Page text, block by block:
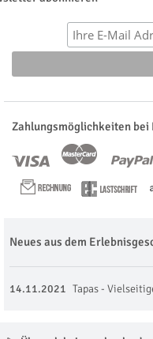
Zahlungsmöglichkeiten bei
Neues aus dem
14.11.2021 Tapas -